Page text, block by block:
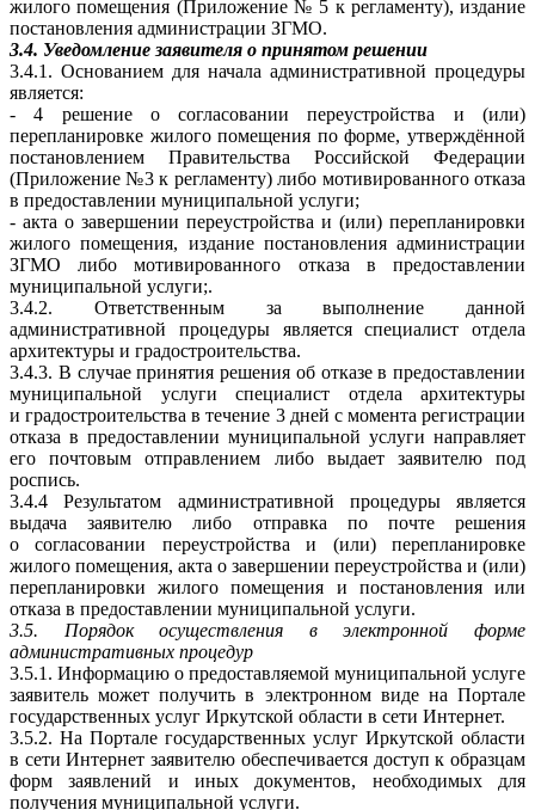
жилого помещения (Приложение № 5 к регламенту), издание
постановления администрации ЗГМО.
3.4. Уведомление заявителя о принятом решении
3.4.1. Основанием для начала административной процедуры
является:
- 4 решение о согласовании переустройства и (или)
перепланировке жилого помещения по форме, утверждённой
постановлением Правительства Российской Федерации
(Приложение №3 к регламенту) либо мотивированного отказа
в предоставлении муниципальной услуги;
- акта о завершении переустройства и (или) перепланировки
жилого помещения, издание постановления администрации
ЗГМО либо мотивированного отказа в предоставлении
муниципальной услуги;.
3.4.2. Ответственным за выполнение данной
административной процедуры является специалист отдела
архитектуры и градостроительства.
3.4.3. В случае принятия решения об отказе в предоставлении
муниципальной услуги специалист отдела архитектуры
и градостроительства в течение 3 дней с момента регистрации
отказа в предоставлении муниципальной услуги направляет
его почтовым отправлением либо выдает заявителю под
роспись.
3.4.4 Результатом административной процедуры является
выдача заявителю либо отправка по почте решения
о согласовании переустройства и (или) перепланировке
жилого помещения, акта о завершении переустройства и (или)
перепланировки жилого помещения и постановления или
отказа в предоставлении муниципальной услуги.
3.5. Порядок осуществления в электронной форме
административных процедур
3.5.1. Информацию о предоставляемой муниципальной услуге
заявитель может получить в электронном виде на Портале
государственных услуг Иркутской области в сети Интернет.
3.5.2. На Портале государственных услуг Иркутской области
в сети Интернет заявителю обеспечивается доступ к образцам
форм заявлений и иных документов, необходимых для
получения муниципальной услуги.